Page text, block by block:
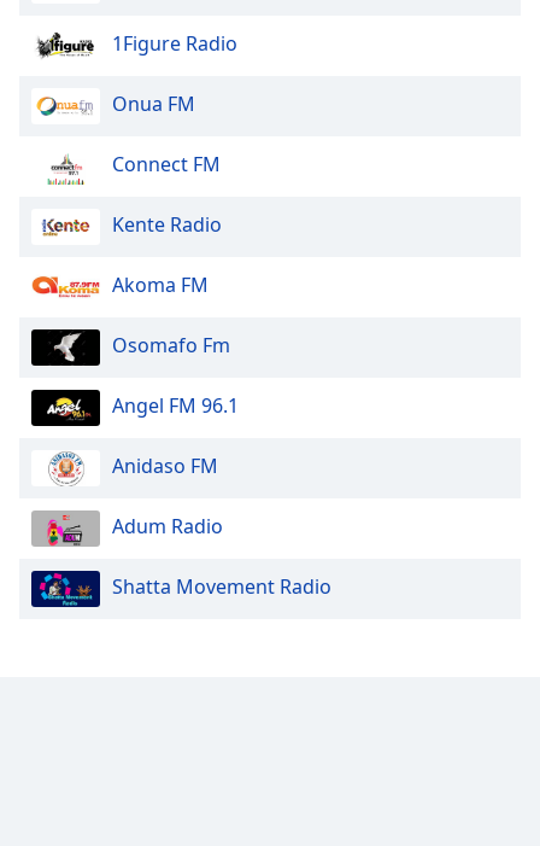
window.
Escape
cancel
window.
Text
Background
Opacity
1Figure Radio
Onua FM
Connect FM
Kente Radio
Akoma FM
Osomafo Fm
Angel FM 96.1
Anidaso FM
Adum Radio
Shatta Movement Radio